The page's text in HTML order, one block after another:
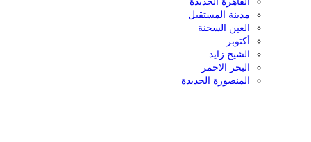
مدينة المستقبل
العين السخنة
أكتوبر
الشيخ زايد
البحر الاحمر
المنصورة الجديدة